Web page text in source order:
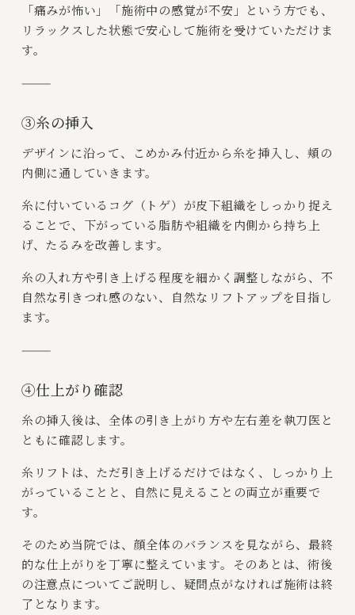
「痛みが怖い」「施術中の感覚が不安」という方でも、
リラックスした状態で安心して施術を受けていただけま
す。
⸻
③糸の挿入
デザインに沿って、こめかみ付近から糸を挿入し、頬の
内側に通していきます。
糸に付いているコグ（トゲ）が皮下組織をしっかり捉え
ることで、下がっている脂肪や組織を内側から持ち上
げ、たるみを改善します。
糸の入れ方や引き上げる程度を細かく調整しながら、不
自然な引きつれ感のない、自然なリフトアップを目指し
ます。
⸻
④仕上がり確認
糸の挿入後は、全体の引き上がり方や左右差を執刀医と
ともに確認します。
糸リフトは、ただ引き上げるだけではなく、しっかり上
がっていることと、自然に見えることの両立が重要で
す。
そのため当院では、顔全体のバランスを見ながら、最終
的な仕上がりを丁寧に整えています。そのあとは、術後
の注意点についてご説明し、疑問点がなければ施術は終
了となります。